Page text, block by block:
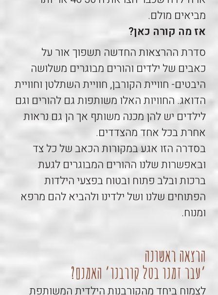
מביאים מולם.
אז מה קורה כאן?
סדרת ההרצאות החדשה תשפוך אור על
כאבים של ילדים והורים מבוגרים משלושה
היבטים- חוויית הקורבן, חוויית השתלטן וחוויית
הדואג. החוויות האלו משותפות גם להורים וגם
לילדים יש להן מכנה משותף אך הן גם נראות
אחרת בכל אחד מהצדדים.
בסדרה הזו אגע במקורות הכאב של כל צד
ובאפשרות שלנו ההורים המבוגרים לגעת
ברכות ובלב פתוח ובטוח בפצעי הילדות
הפתוחים שלנו ושל ילדינו ולהביא להם מרפא
ומנוח.
הרצאה ראשונה
׳עבר זמנו בטל קורבנו׳ האמנם?
לצמוח ביחד מהקורבנות הילדית המשותפת